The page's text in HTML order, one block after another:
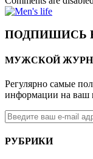
ПОДПИШИСЬ
МУЖСКОЙ
Регулярно самые
информации на ваш
РУБРИКИ